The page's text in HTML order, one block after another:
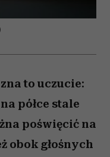
to uczucie:
półce stale
poświęcić na
obok głośnych